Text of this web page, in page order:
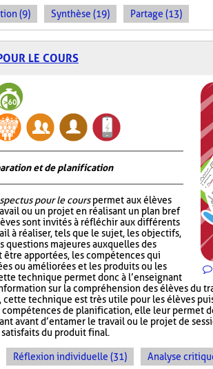
(9) Synthèse (19) Partage (13)
LE COURS
et de planification
pour le courspermet aux élèves
ou un projet en réalisant un plan bref
sont invités à réfléchir aux différents
à réaliser, tels que le sujet, les objectifs,
questions majeures auxquelles des
être apportées, les compétences qui
ou améliorées et les produits ou les
technique permet donc à l’enseignant
sur la compréhension des élèves du
cette technique est très utile pour les élèves
de planification, elle leur permet
avant d’entamer le travail ou le projet de
du produit final.
Réflexion individuelle (31) Analyse